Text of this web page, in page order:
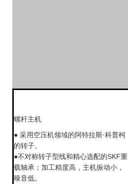
螺杆主机
● 采用空压机领域的阿特拉斯·科普柯
的转子。
●不对称转子型线和精心选配的SKF重
载轴承；加工精度高，主机振动小，
噪音低。